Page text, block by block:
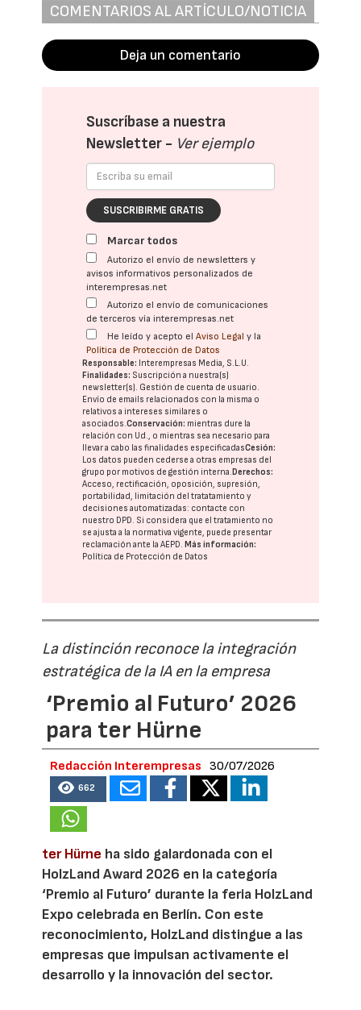
COMENTARIOS AL ARTÍCULO/NOTICIA
Deja un comentario
Suscríbase a nuestra
Newsletter - Ver ejemplo
SUSCRIBIRME GRATIS
Marcar todos
Autorizo el envío de newsletters y
avisos informativos personalizados de
interempresas.net
Autorizo el envío de comunicaciones
de terceros vía interempresas.net
He leído y acepto elAviso Legal y la
Política de Protección de Datos
Responsable: Interempresas Media, S.L.U.
Finalidades: Suscripción a nuestra(s)
newsletter(s). Gestión de cuenta de usuario.
Envío de emails relacionados con la misma o
relativos a intereses similares o
asociados.Conservación: mientras dure la
relación con Ud., o mientras sea necesario para
llevar a cabo las finalidades especificadasCesión:
Los datos pueden cederse a otras empresas del
grupo por motivos de gestión interna.Derechos:
Acceso, rectificación, oposición, supresión,
portabilidad, limitación del tratatamiento y
decisiones automatizadas: contacte con
nuestro DPD . Si considera que el tratamiento no
se ajusta a la normativa vigente, puede presentar
reclamación ante laAEPD .Más información:
Política de Protección de Datos
La distinción reconoce la integración
estratégica de la IA en la empresa
‘Premio al Futuro’ 2026
para ter Hürne
Redacción Interempresas 30/07/2026
662
ter Hürne ha sido galardonada con el
HolzLand Award 2026 en la categoría
‘Premio al Futuro’ durante la feria HolzLand
Expo celebrada en Berlín. Con este
reconocimiento, HolzLand distingue a las
empresas que impulsan activamente el
desarrollo y la innovación del sector.